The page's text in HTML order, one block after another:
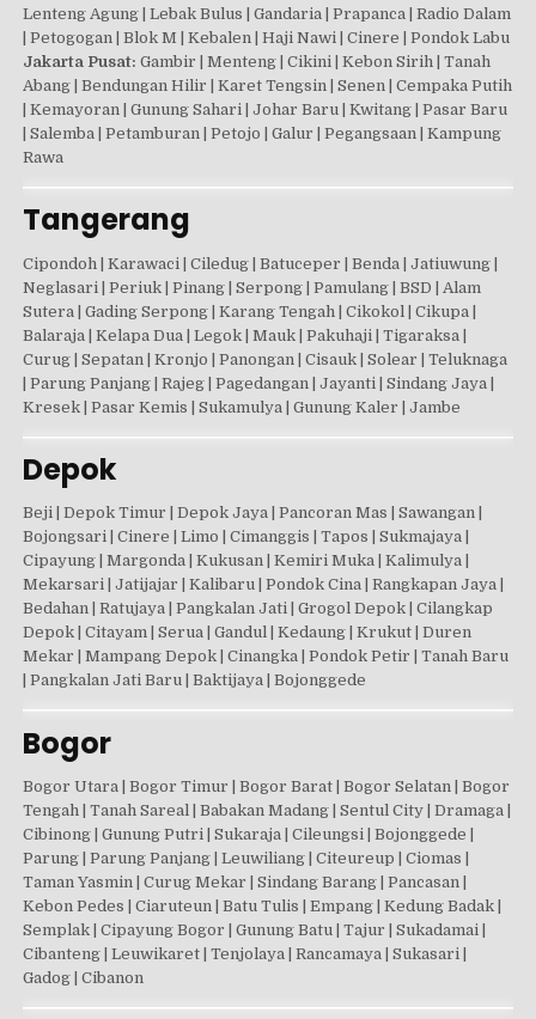
Lenteng Agung | Lebak Bulus | Gandaria | Prapanca | Radio Dalam
| Petogogan | Blok M | Kebalen | Haji Nawi | Cinere | Pondok Labu
Jakarta Pusat: Gambir | Menteng | Cikini | Kebon Sirih | Tanah
Abang | Bendungan Hilir | Karet Tengsin | Senen | Cempaka Putih
| Kemayoran | Gunung Sahari | Johar Baru | Kwitang | Pasar Baru
| Salemba | Petamburan | Petojo | Galur | Pegangsaan | Kampung
Rawa
Tangerang
Cipondoh | Karawaci | Ciledug | Batuceper | Benda | Jatiuwung |
Neglasari | Periuk | Pinang | Serpong | Pamulang | BSD | Alam
Sutera | Gading Serpong | Karang Tengah | Cikokol | Cikupa |
Balaraja | Kelapa Dua | Legok | Mauk | Pakuhaji | Tigaraksa |
Curug | Sepatan | Kronjo | Panongan | Cisauk | Solear | Teluknaga
| Parung Panjang | Rajeg | Pagedangan | Jayanti | Sindang Jaya |
Kresek | Pasar Kemis | Sukamulya | Gunung Kaler | Jambe
Depok
Beji | Depok Timur | Depok Jaya | Pancoran Mas | Sawangan |
Bojongsari | Cinere | Limo | Cimanggis | Tapos | Sukmajaya |
Cipayung | Margonda | Kukusan | Kemiri Muka | Kalimulya |
Mekarsari | Jatijajar | Kalibaru | Pondok Cina | Rangkapan Jaya |
Bedahan | Ratujaya | Pangkalan Jati | Grogol Depok | Cilangkap
Depok | Citayam | Serua | Gandul | Kedaung | Krukut | Duren
Mekar | Mampang Depok | Cinangka | Pondok Petir | Tanah Baru
| Pangkalan Jati Baru | Baktijaya | Bojonggede
Bogor
Bogor Utara | Bogor Timur | Bogor Barat | Bogor Selatan | Bogor
Tengah | Tanah Sareal | Babakan Madang | Sentul City | Dramaga |
Cibinong | Gunung Putri | Sukaraja | Cileungsi | Bojonggede |
Parung | Parung Panjang | Leuwiliang | Citeureup | Ciomas |
Taman Yasmin | Curug Mekar | Sindang Barang | Pancasan |
Kebon Pedes | Ciaruteun | Batu Tulis | Empang | Kedung Badak |
Semplak | Cipayung Bogor | Gunung Batu | Tajur | Sukadamai |
Cibanteng | Leuwikaret | Tenjolaya | Rancamaya | Sukasari |
Gadog | Cibanon